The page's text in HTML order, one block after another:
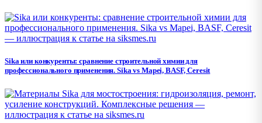
Sika или конкуренты: сравнение строительной химии для
профессионального применения. Sika vs Mapei, BASF, Ceresit